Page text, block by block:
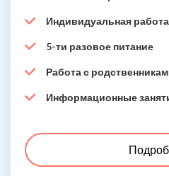
Индивидуальная
5-ти разовое питание
Работа с
Информационные